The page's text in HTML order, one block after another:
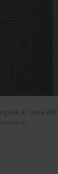
la posa